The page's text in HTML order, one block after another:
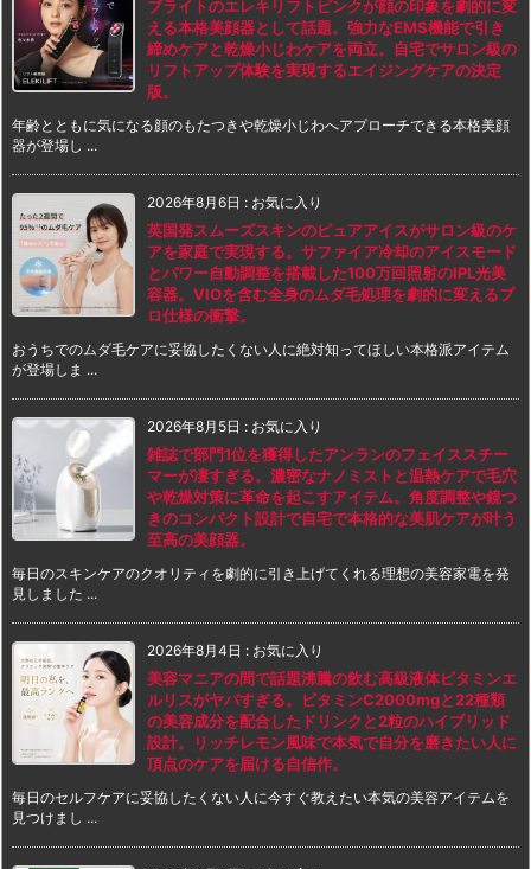
ブライトのエレキリフトピンクが顔の印象を劇的に変
える本格美顔器として話題。強力なEMS機能で引き
締めケアと乾燥小じわケアを両立。自宅でサロン級の
リフトアップ体験を実現するエイジングケアの決定
版。
年齢とともに気になる顔のもたつきや乾燥小じわへアプローチできる本格美顔
器が登場し ...
2026年8月6日 : お気に入り
英国発スムーズスキンのピュアアイスがサロン級のケ
アを家庭で実現する。サファイア冷却のアイスモード
とパワー自動調整を搭載した100万回照射のIPL光美
容器。VIOを含む全身のムダ毛処理を劇的に変えるプ
ロ仕様の衝撃。
おうちでのムダ毛ケアに妥協したくない人に絶対知ってほしい本格派アイテム
が登場しま ...
2026年8月5日 : お気に入り
雑誌で部門1位を獲得したアンランのフェイススチー
マーが凄すぎる。濃密なナノミストと温熱ケアで毛穴
や乾燥対策に革命を起こすアイテム。角度調整や鏡つ
きのコンパクト設計で自宅で本格的な美肌ケアが叶う
至高の美顔器。
毎日のスキンケアのクオリティを劇的に引き上げてくれる理想の美容家電を発
見しました ...
2026年8月4日 : お気に入り
美容マニアの間で話題沸騰の飲む高級液体ビタミンエ
ルリスがヤバすぎる。ビタミンC2000mgと22種類
の美容成分を配合したドリンクと2粒のハイブリッド
設計。リッチレモン風味で本気で自分を磨きたい人に
頂点のケアを届ける自信作。
毎日のセルフケアに妥協したくない人に今すぐ教えたい本気の美容アイテムを
見つけまし ...